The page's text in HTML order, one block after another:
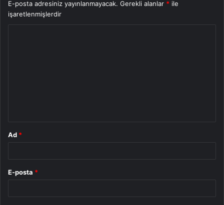
E-posta adresiniz yayınlanmayacak. Gerekli alanlar * ile
işaretlenmişlerdir
Ad *
E-posta *